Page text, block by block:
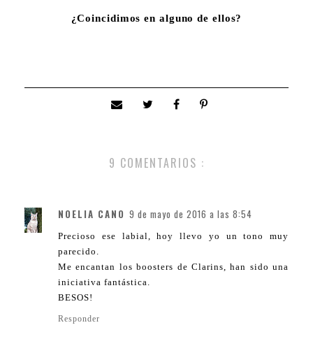
¿Coincidimos en alguno de ellos?
9 COMENTARIOS :
NOELIA CANO 9 de mayo de 2016 a las 8:54
Precioso ese labial, hoy llevo yo un tono muy
parecido.
Me encantan los boosters de Clarins, han sido una
iniciativa fantástica.
BESOS!
Responder